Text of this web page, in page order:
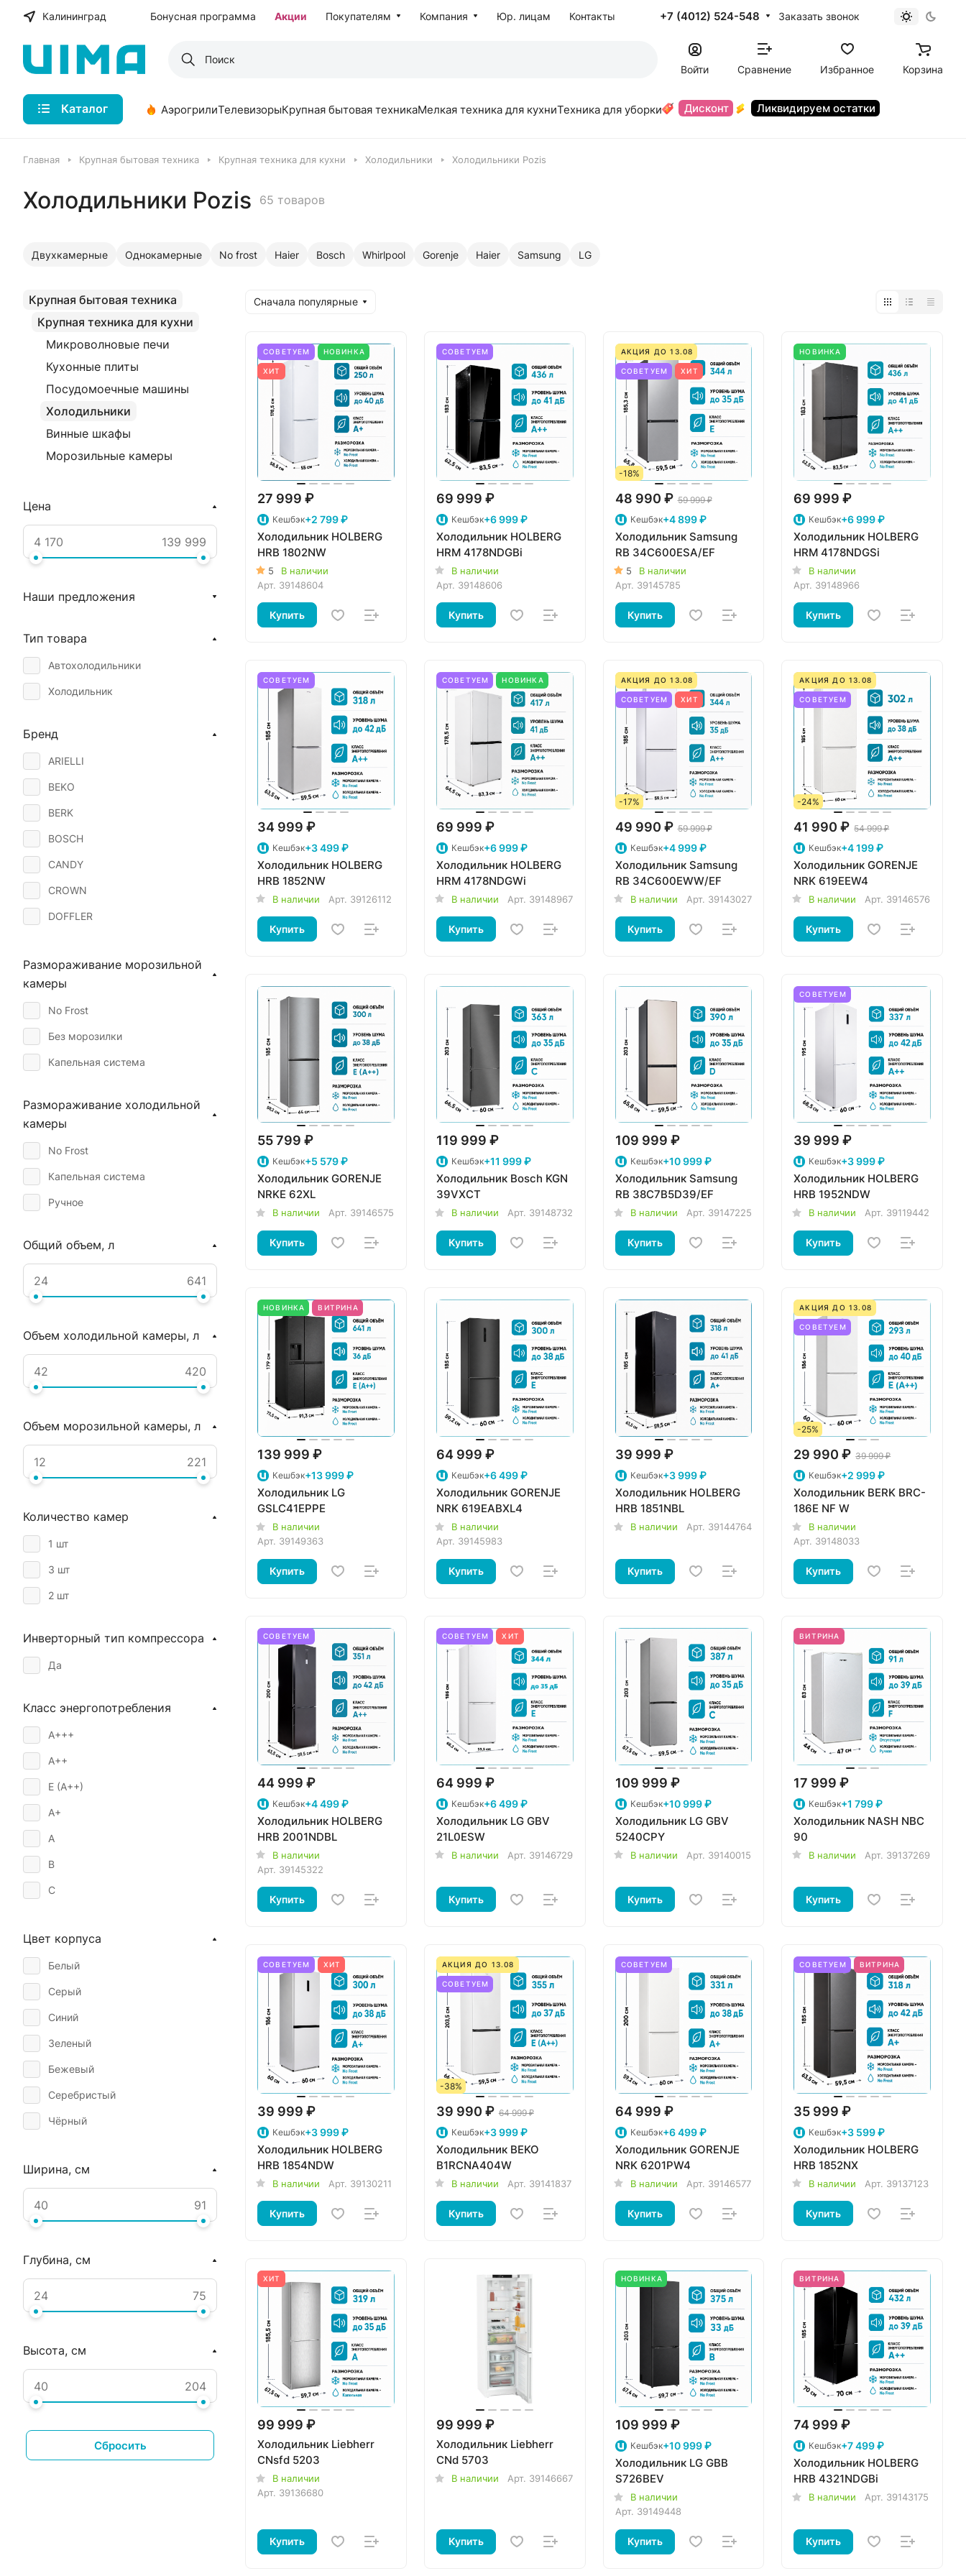
Калининград Бонусная программа Акции Покупателям Компания Юр. лицам Контакты +7 (4012) 524-548 Заказать звонок
Войти Сравнение Избранное Корзина
Каталог АэрогрилиТелевизорыКрупная бытовая техникаМелкая техника для кухниТехника для уборки Дисконт Ликвидируем остатки
Главная Крупная бытовая техника Крупная техника для кухни Холодильники Холодильники Pozis
Холодильники Pozis 65 товаров
Двухкамерные Однокамерные No frost Haier Bosch Whirlpool Gorenje Haier Samsung LG
Сначала популярные
СОВЕТУЕМ НОВИНКА
ХИТ
27 999 ₽
Кешбэк+2 799 ₽
Холодильник HOLBERG
HRB 1802NW
5
В наличии
Арт. 39148604
Купить
СОВЕТУЕМ
69 999 ₽
Кешбэк+6 999 ₽
Холодильник HOLBERG
HRM 4178NDGBi
В наличии
Арт. 39148606
Купить
АКЦИЯ ДО 13.08
СОВЕТУЕМ ХИТ
-18%
48 990 ₽ 59 999 ₽
Кешбэк+4 899 ₽
Холодильник Samsung
RB 34C600ESA/EF
5
В наличии
Арт. 39145785
Купить
НОВИНКА
69 999 ₽
Кешбэк+6 999 ₽
Холодильник HOLBERG
HRM 4178NDGSi
В наличии
Арт. 39148966
Купить
СОВЕТУЕМ
34 999 ₽
Кешбэк+3 499 ₽
Холодильник HOLBERG
HRB 1852NW
В наличии Арт. 39126112
Купить
СОВЕТУЕМ НОВИНКА
69 999 ₽
Кешбэк+6 999 ₽
Холодильник HOLBERG
HRM 4178NDGWi
В наличии Арт. 39148967
Купить
АКЦИЯ ДО 13.08
СОВЕТУЕМ ХИТ
-17%
49 990 ₽ 59 999 ₽
Кешбэк+4 999 ₽
Холодильник Samsung
RB 34C600EWW/EF
В наличии Арт. 39143027
Купить
АКЦИЯ ДО 13.08
СОВЕТУЕМ
-24%
41 990 ₽ 54 999 ₽
Кешбэк+4 199 ₽
Холодильник GORENJE
NRK 619EEW4
В наличии Арт. 39146576
Купить
55 799 ₽
Кешбэк+5 579 ₽
Холодильник GORENJE
NRKE 62XL
В наличии Арт. 39146575
Купить
119 999 ₽
Кешбэк+11 999 ₽
Холодильник Bosch KGN
39VXCT
В наличии Арт. 39148732
Купить
109 999 ₽
Кешбэк+10 999 ₽
Холодильник Samsung
RB 38C7B5D39/EF
В наличии Арт. 39147225
Купить
СОВЕТУЕМ
39 999 ₽
Кешбэк+3 999 ₽
Холодильник HOLBERG
HRB 1952NDW
В наличии Арт. 39119442
Купить
НОВИНКА ВИТРИНА
139 999 ₽
Кешбэк+13 999 ₽
Холодильник LG
GSLC41EPPE
В наличии
Арт. 39149363
Купить
64 999 ₽
Кешбэк+6 499 ₽
Холодильник GORENJE
NRK 619EABXL4
В наличии
Арт. 39145983
Купить
39 999 ₽
Кешбэк+3 999 ₽
Холодильник HOLBERG
HRB 1851NBL
В наличии Арт. 39144764
Купить
АКЦИЯ ДО 13.08
СОВЕТУЕМ
-25%
29 990 ₽ 39 999 ₽
Кешбэк+2 999 ₽
Холодильник BERK BRC-
186E NF W
В наличии
Арт. 39148033
Купить
СОВЕТУЕМ
44 999 ₽
Кешбэк+4 499 ₽
Холодильник HOLBERG
HRB 2001NDBL
В наличии
Арт. 39145322
Купить
СОВЕТУЕМ ХИТ
64 999 ₽
Кешбэк+6 499 ₽
Холодильник LG GBV
21L0ESW
В наличии Арт. 39146729
Купить
109 999 ₽
Кешбэк+10 999 ₽
Холодильник LG GBV
5240CPY
В наличии Арт. 39140015
Купить
ВИТРИНА
17 999 ₽
Кешбэк+1 799 ₽
Холодильник NASH NBC
90
В наличии Арт. 39137269
Купить
СОВЕТУЕМ ХИТ
39 999 ₽
Кешбэк+3 999 ₽
Холодильник HOLBERG
HRB 1854NDW
В наличии Арт. 39130211
Купить
АКЦИЯ ДО 13.08
СОВЕТУЕМ
-38%
39 990 ₽ 64 999 ₽
Кешбэк+3 999 ₽
Холодильник BEKO
B1RCNA404W
В наличии Арт. 39141837
Купить
СОВЕТУЕМ
64 999 ₽
Кешбэк+6 499 ₽
Холодильник GORENJE
NRK 6201PW4
В наличии Арт. 39146577
Купить
СОВЕТУЕМ ВИТРИНА
35 999 ₽
Кешбэк+3 599 ₽
Холодильник HOLBERG
HRB 1852NX
В наличии Арт. 39137123
Купить
ХИТ
99 999 ₽
Холодильник Liebherr
CNsfd 5203
В наличии
Арт. 39136680
Купить
99 999 ₽
Холодильник Liebherr
CNd 5703
В наличии Арт. 39146667
Купить
НОВИНКА
109 999 ₽
Кешбэк+10 999 ₽
Холодильник LG GBB
S726BEV
В наличии
Арт. 39149448
Купить
ВИТРИНА
74 999 ₽
Кешбэк+7 499 ₽
Холодильник HOLBERG
HRB 4321NDGBi
В наличии Арт. 39143175
Купить
Крупная бытовая техника
Крупная техника для кухни
Микроволновые печи
Кухонные плиты
Посудомоечные машины
Холодильники
Винные шкафы
Морозильные камеры
Цена
Наши предложения
Тип товара
Автохолодильники
Холодильник
Бренд
ARIELLI
BEKO
BERK
BOSCH
CANDY
CROWN
DOFFLER
GORENJE
JACKY'S
INDESIT
NASH
SAMSUNG
STANDART
WHIRLPOOL
Размораживание морозильной
камеры
No Frost
Без морозилки
Капельная система
Размораживание холодильной
камеры
No Frost
Капельная система
Ручное
Общий объем, л
Объем холодильной камеры, л
Объем морозильной камеры, л
Количество камер
1 шт
3 шт
2 шт
Инверторный тип компрессора
Да
Класс энергопотребления
A+++
A++
E (A++)
A+
A
B
C
E
F
Цвет корпуса
Белый
Серый
Синий
Зеленый
Бежевый
Серебристый
Чёрный
Графит
Белое стекло
Серое стекло
Ширина, см
Глубина, см
Высота, см
Сбросить